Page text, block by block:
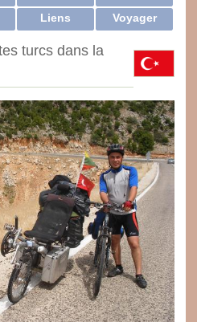
Liens Voyager
turcs dans la